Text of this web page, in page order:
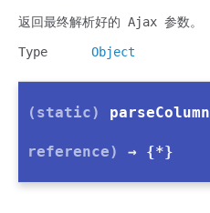
返回最终解析好的 Ajax 参数。
Type Object
(static) parseColumn
reference) → {*}